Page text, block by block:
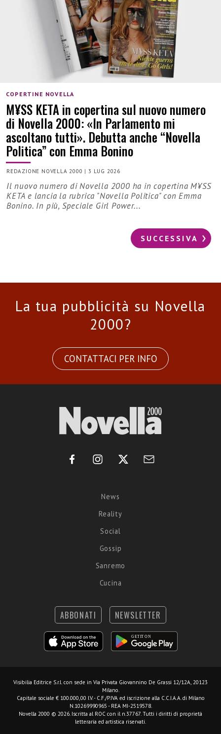
COPERTINE NOVELLA
M¥SS KETA in copertina sul nuovo numero
di Novella 2000: «In Parlamento mi
ascoltano tutti». Debutta anche “Novella
Politica” con Emma Bonino
REDAZIONE NOVELLA 2000 |3 LUG 2026
Il nuovo numero di Novella 2000 ha in copertina M¥SS
KETA e lancia la rubrica "Novella Politica" con Emma
Bonino. In più, Speciale Girl Power...
SUCCESSIVA
La tua pubblicità su Novella
2000?
CONTATTACI PER INFO
News
Reality
Social
Gossip
Sanremo
Cucina
ABBONATI NEWSLETTER
Visibilia Editrice S.r.l. con sede in Via Privata Giovannino De Grassi 12/12A, 20123
Milano.
Capitale sociale € 100.000,00 I.V. - C.F./P.IVA ed iscrizione alla C.C.I.A.A. di Milano
N.10269990965 - REA MI-2519578.
Novella 2000 © 2026. Iscritta al ROC con il n.37767. Tutti i diritti di proprietà
letteraria ed artistica riservati.